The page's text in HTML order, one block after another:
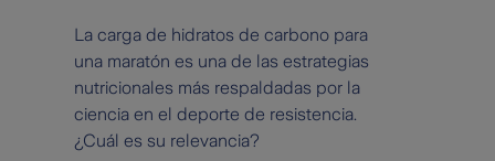
La carga de hidratos de carbono para
una maratón es una de las estrategias
nutricionales más respaldadas por la
ciencia en el deporte de resistencia.
¿Cuál es su relevancia?